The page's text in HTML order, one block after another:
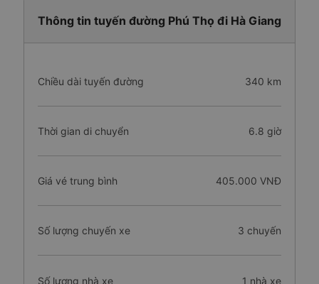
Thông tin tuyến đường Phú Thọ đi Hà Giang
Chiều dài tuyến đường 340 km
Thời gian di chuyển 6.8 giờ
Giá vé trung bình 405.000 VNĐ
Số lượng chuyến xe 3 chuyến
Số lượng nhà xe 1 nhà xe